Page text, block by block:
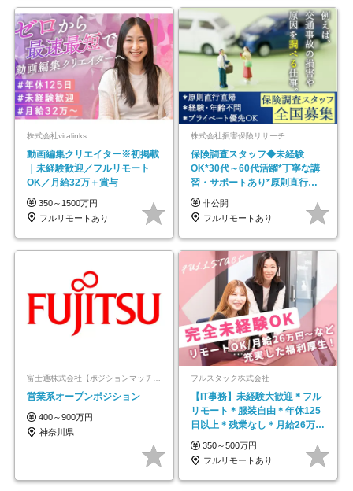
株式会社viralinks
動画編集クリエイター※初掲載
｜未経験歓迎／フルリモート
OK／月給32万＋賞与
350～1500万円
フルリモートあり
株式会社損害保険リサーチ
保険調査スタッフ◆未経験
OK*30代～60代活躍*丁寧な講
習・サポートあり*原則直行直
帰／全国募集・業務委託
非公開
フルリモートあり
富士通株式会社【ポジションマッチ登録】
営業系オープンポジション
400～900万円
神奈川県
フルスタック株式会社
【IT事務】未経験大歓迎＊フル
リモート＊服装自由＊年休125
日以上＊残業なし＊月給26万円
以上
350～500万円
フルリモートあり